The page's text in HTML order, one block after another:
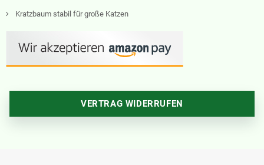
Kratzbaum stabil für große Katzen
VERTRAG WIDERRUFEN